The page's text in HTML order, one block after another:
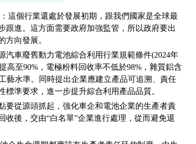
這個行業還處於發展初期，跟我們國家是全球最
跟進。這方面需要政府加強監管，所以政府要出
方向發展。
汽車廢舊動力電池綜合利用行業規範條件(2024年
高至90%，電極粉料回收率不低於98%，雜質鋁含
藝水準。同時提出企業應建立產品可追溯、責任
準要求，進一步提升綜合利用產品品質。
要從源頭抓起，強化車企和電池企業的生產者責
後，交由“白名單”企業進行處理，從而避免退